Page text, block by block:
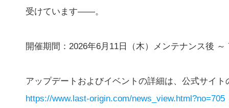
受けています――。
開催期間：2026年6月11日（木）メンテナンス後
アップデートおよびイベントの詳細は、公式サイ
https://www.last-origin.com/news_view.html?no=705